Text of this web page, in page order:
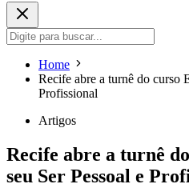
Home
Recife abre a turnê do curso
Profissional
Artigos
Recife abre a turnê
seu Ser Pessoal e